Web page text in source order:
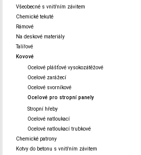
Všeobecné s vnitřním závitem
Chemické tekuté
Rámové
Na deskové materiály
Talířové
Kovové
Ocelové plášťové vysokozátěžové
Ocelové zarážecí
Ocelové svorníkové
Ocelové pro stropní panely
Stropní hřeby
Ocelové natloukací
Ocelové natloukací trubkové
Chemické patrony
Kotvy do betonu s vnitřním závitem